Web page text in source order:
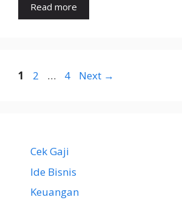
Read more
Page
1 Page
2 … Page
4 Next →
Cek Gaji
Ide Bisnis
Keuangan